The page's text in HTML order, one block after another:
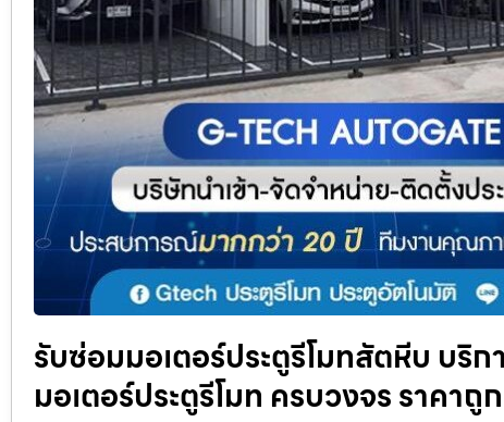
รับซ่อมมอเตอร์ประตูรีโมทสัตหีบ บริ
มอเตอร์ประตูรีโมท ครบวงจร ราคาถูก